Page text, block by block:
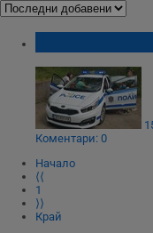
Коментари: 0
Начало
⟨⟨
1
⟩⟩
Край